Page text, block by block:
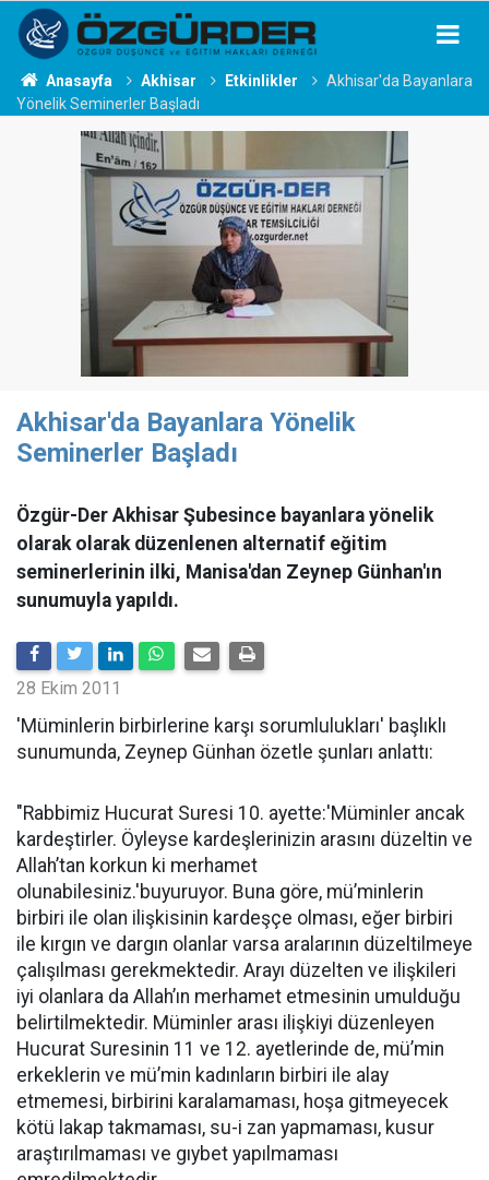
Anasayfa Akhisar Etkinlikler
Akhisar'da Bayanlara
Yönelik Seminerler Başladı
Akhisar'da Bayanlara Yönelik
Seminerler Başladı
Özgür-Der Akhisar Şubesince bayanlara yönelik
olarak olarak düzenlenen alternatif eğitim
seminerlerinin ilki, Manisa'dan Zeynep Günhan'ın
sunumuyla yapıldı.
28 Ekim 2011
'Müminlerin birbirlerine karşı sorumlulukları' başlıklı
sunumunda, Zeynep Günhan özetle şunları anlattı:
"Rabbimiz Hucurat Suresi 10. ayette:'Müminler ancak
kardeştirler. Öyleyse kardeşlerinizin arasını düzeltin ve
Allah’tan korkun ki merhamet
olunabilesiniz.'buyuruyor. Buna göre, mü’minlerin
birbiri ile olan ilişkisinin kardeşçe olması, eğer birbiri
ile kırgın ve dargın olanlar varsa aralarının düzeltilmeye
çalışılması gerekmektedir. Arayı düzelten ve ilişkileri
iyi olanlara da Allah’ın merhamet etmesinin umulduğu
belirtilmektedir. Müminler arası ilişkiyi düzenleyen
Hucurat Suresinin 11 ve 12. ayetlerinde de, mü’min
erkeklerin ve mü’min kadınların birbiri ile alay
etmemesi, birbirini karalamaması, hoşa gitmeyecek
kötü lakap takmaması, su-i zan yapmaması, kusur
araştırılmaması ve gıybet yapılmaması